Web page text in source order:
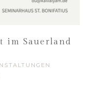
im Sauerland